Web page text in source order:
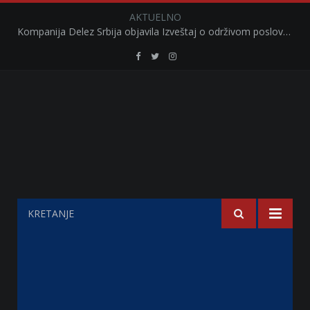
AKTUELNO
Kompanija Delez Srbija objavila Izveštaj o održivom poslovanju za 2025. godinu Briga o zajednici kroz program „Hrana za sve“ i edukaciju učenika
RetailRetailRetail
KRETANJE